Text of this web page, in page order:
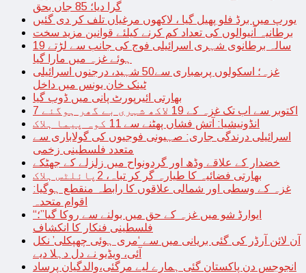
گرا دیا؛ 85 جاں بحق
یورپ میں برڈ فلو پھیل گیا ، لاکھوں مرغیاں تلف کر دی گئیں
برطانیہ آنیوالوں کی تعداد کم کرنے کیلئے قوانین مزید سخت
19 سالہ برطانوی شہری اسرائیلی فوج کی جانب سے لڑتے
ہوئے غزہ میں مارا گیا
غزہ؛ اسکولوں پربمباری سے50 شہید، درجنوں اسرائیلی
ٹینک خان یونس میں داخل
بھارتی ائیرپورٹ پانی میں ڈوب گیا
7 اکتوبر سے اب تک غزہ کے 19 لاکھ شہری بے گھر ہوگئے
انڈونیشیا: آتش فشاں پھٹنے سے 11 کوہ پیما ہلاک
اسرائیلی درندگی جاری: صہیونی فوجیوں کی گولاباری سے
متعدد فلسطینی زخمی
خضدار کے علاقے وڈھ اور گردونواح میں زلزلے کے جھٹکے
بھارتی فضائیہ کا طیارہ گر کر تباہ، 2پائلٹس ہلاک
غزہ کے وسطی اور شمالی علاقوں کا رابطہ منقطع ہوگیا:
اقوام متحدہ
“ایوارڈ شو میں غزہ کے حق میں بولنے سے روکا گیا”؛
فلسطینی فنکار کا انکشاف
آن لائن آرڈر کی گئی بریانی میں سے ‘مری ہوئی چھپکلی’ نکل
آئی، ویڈیو نے دل دہلا دیے
انجوجس دن پاکستان گئی ہمارے لیے مرگئی،والدگیان پرساد